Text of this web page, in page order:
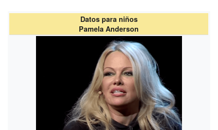
Datos para niños
Pamela Anderson